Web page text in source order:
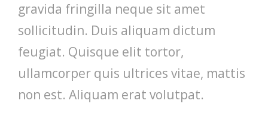
gravida fringilla neque sit amet
sollicitudin. Duis aliquam dictum
feugiat. Quisque elit tortor,
ullamcorper quis ultrices vitae, mattis
non est. Aliquam erat volutpat.